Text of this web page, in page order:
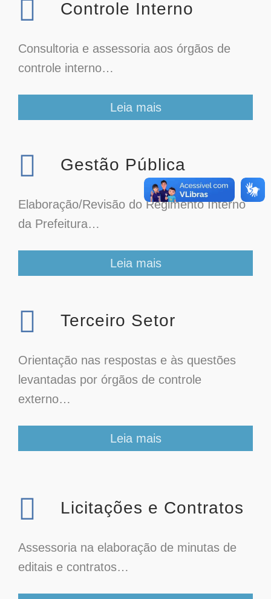
Controle Interno
Consultoria e assessoria aos órgãos de
controle interno…
Leia mais
Gestão Pública
Elaboração/Revisão do Regimento Interno
da Prefeitura…
Leia mais
Terceiro Setor
Orientação nas respostas e às questões
levantadas por órgãos de controle
externo…
Leia mais
Licitações e Contratos
Assessoria na elaboração de minutas de
editais e contratos…